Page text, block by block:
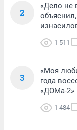
2
«Дело не
1 511
3
«Моя
года
«ДОМа-2»
1 484